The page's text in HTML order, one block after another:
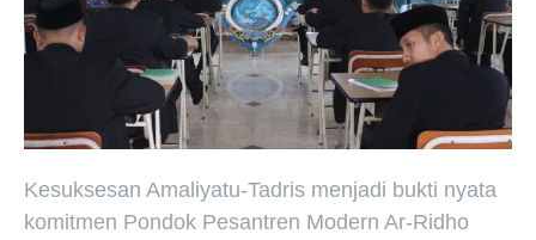
Kesuksesan Amaliyatu-Tadris menjadi bukti nyata
komitmen Pondok Pesantren Modern Ar-Ridho